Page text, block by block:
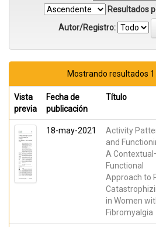
Resultados
Autor/Registro:
Mostrando resultados 1
Vista
previa
Fecha de
publicación
Título
18-may-2021
Activity
and
A
Functional
Approach to
in Women
Fibromyalgia